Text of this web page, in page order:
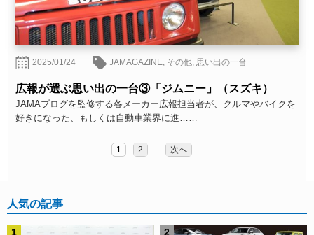
2025/01/24 JAMAGAZINE, その他,思い出の一台
広報が選ぶ思い出の一台③「ジムニー」（スズキ）
JAMAブログを監修する各メーカー広報担当者が、クルマやバイクを
好きになった、もしくは自動車業界に進……
1 2 次へ
人気の記事